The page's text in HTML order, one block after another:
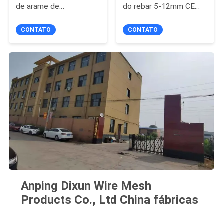
de arame de
CONTATO
do rebar 5-12mm CE
máquina de solda
CONTATO
Anping Dixun Wire Mesh
Products Co., Ltd China fábricas